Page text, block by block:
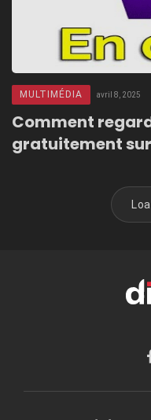
MULTIMÉDIA avril 8, 2025
Comment
gratuitement sur